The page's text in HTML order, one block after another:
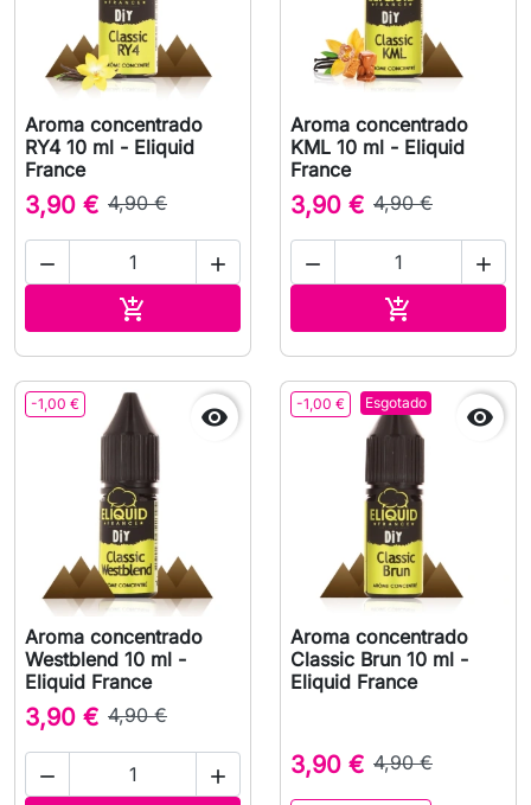
Aroma concentrado
RY4 10 ml - Eliquid
France
3,90 € 4,90 €
 

Aroma concentrado
KML 10 ml - Eliquid
France
3,90 € 4,90 €
 

-1,00 € 
Aroma concentrado
Westblend 10 ml -
Eliquid France
3,90 € 4,90 €
 
-1,00 € Esgotado

Aroma concentrado
Classic Brun 10 ml -
Eliquid France
3,90 € 4,90 €